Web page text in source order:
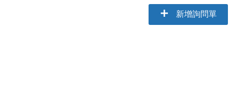
新增詢問單